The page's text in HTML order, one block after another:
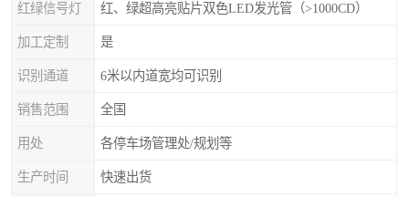
红绿信号灯 红、绿超高亮贴片双色LED发光管（>1000CD）
加工定制 是
识别通道 6米以内道宽均可识别
销售范围 全国
用处 各停车场管理处/规划等
生产时间 快速出货